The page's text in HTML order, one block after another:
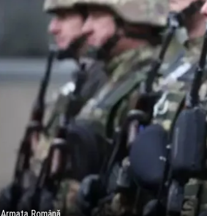
Armata Română